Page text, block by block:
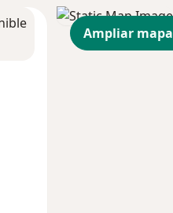
Ampliar mapa